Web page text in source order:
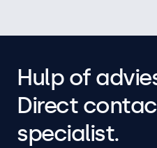
Hulp of
Direct
specialist.